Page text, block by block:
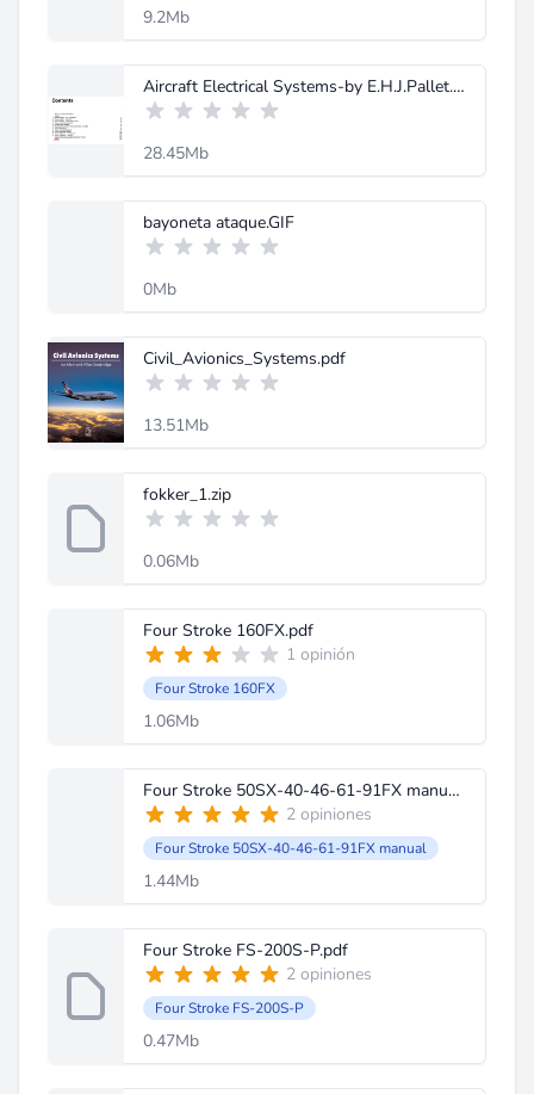
9.2Mb
Aircraft Electrical Systems-by E.H.J.Pallet.pdf
28.45Mb
bayoneta ataque.GIF
0Mb
Civil_Avionics_Systems.pdf
13.51Mb
fokker_1.zip
0.06Mb
Four Stroke 160FX.pdf
1 opinión
Four Stroke 160FX
1.06Mb
Four Stroke 50SX-40-46-61-91FX manual.pdf
2 opiniones
Four Stroke 50SX-40-46-61-91FX manual
1.44Mb
Four Stroke FS-200S-P.pdf
2 opiniones
Four Stroke FS-200S-P
0.47Mb